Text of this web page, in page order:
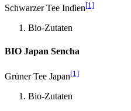
Schwarzer Tee Indien[1]
Bio-Zutaten
BIO Japan Sencha
Grüner Tee Japan[1]
Bio-Zutaten